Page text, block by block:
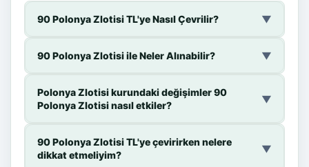
90 Polonya Zlotisi TL'ye Nasıl Çevrilir? ▼
90 Polonya Zlotisi ile Neler Alınabilir? ▼
Polonya Zlotisi kurundaki değişimler 90
Polonya Zlotisi nasıl etkiler?
▼
90 Polonya Zlotisi TL'ye çevirirken nelere
dikkat etmeliyim?
▼